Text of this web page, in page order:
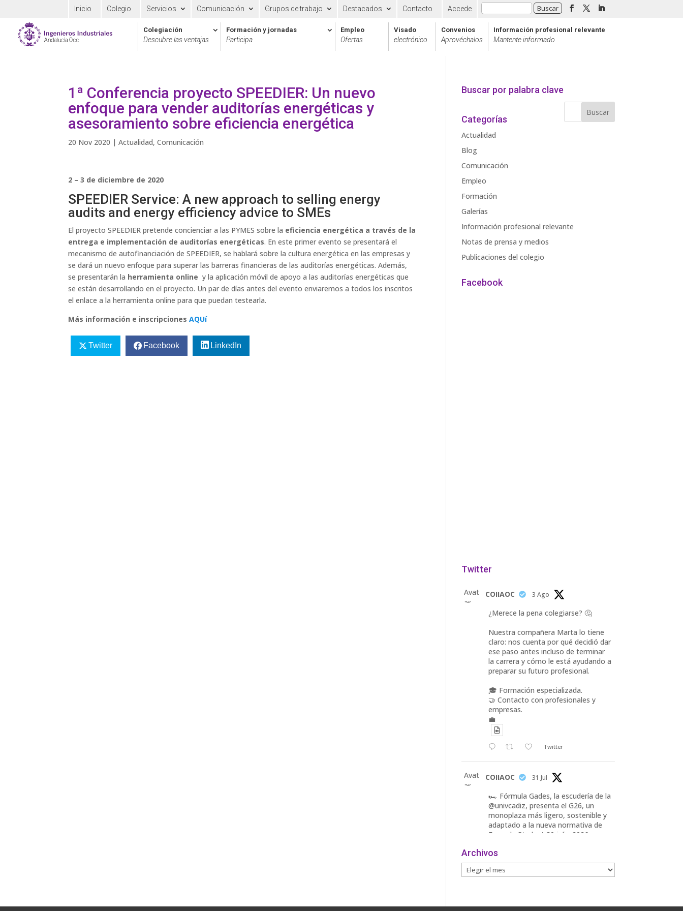
Inicio Colegio Servicios Comunicación Grupos de trabajo Destacados Contacto Accede
Colegiación
Descubre las ventajas
Formación y jornadas
Participa
Empleo
Ofertas
Visado
electrónico
Convenios
Aprovéchalos
Información profesional relevante
Mantente informado
1ª Conferencia proyecto SPEEDIER: Un nuevo
enfoque para vender auditorías energéticas y
asesoramiento sobre eficiencia energética
20 Nov 2020 |Actualidad,Comunicación
2 – 3 de diciembre de 2020
SPEEDIER Service: A new approach to selling energy
audits and energy efficiency advice to SMEs
El proyecto SPEEDIER pretende concienciar a las PYMES sobre la eficiencia energética a través de la
entrega e implementación de auditorías energéticas. En este primer evento se presentará el
mecanismo de autofinanciación de SPEEDIER, se hablará sobre la cultura energética en las empresas y
se dará un nuevo enfoque para superar las barreras financieras de las auditorías energéticas. Además,
se presentarán la herramienta online y la aplicación móvil de apoyo a las auditorías energéticas que
se están desarrollando en el proyecto. Un par de días antes del evento enviaremos a todos los inscritos
el enlace a la herramienta online para que puedan testearla.
Más información e inscripcionesAQUí
Twitter Facebook LinkedIn
Buscar por palabra clave
Categorías
Actualidad
Blog
Comunicación
Empleo
Formación
Galerías
Información profesional relevante
Notas de prensa y medios
Publicaciones del colegio
Facebook
Twitter
Avat
ar
COIIAOC 3 Ago
¿Merece la pena colegiarse? 🤔
Nuestra compañera Marta lo tiene
claro: nos cuenta por qué decidió dar
ese paso antes incluso de terminar
la carrera y cómo le está ayudando a
preparar su futuro profesional.
🎓 Formación especializada.
🤝 Contacto con profesionales y
empresas.
💼
Twitter
Avat
ar
COIIAOC 31 Jul
🏎️ Fórmula Gades, la escudería de la
@univcadiz, presenta el G26, un
monoplaza más ligero, sostenible y
adaptado a la nueva normativa de
Formula Student 30 julio 2026.
En la presentación, que tuvo lugar
este miércoles, estuvieron presentes
María Luisa Bea, Presidenta
Archivos